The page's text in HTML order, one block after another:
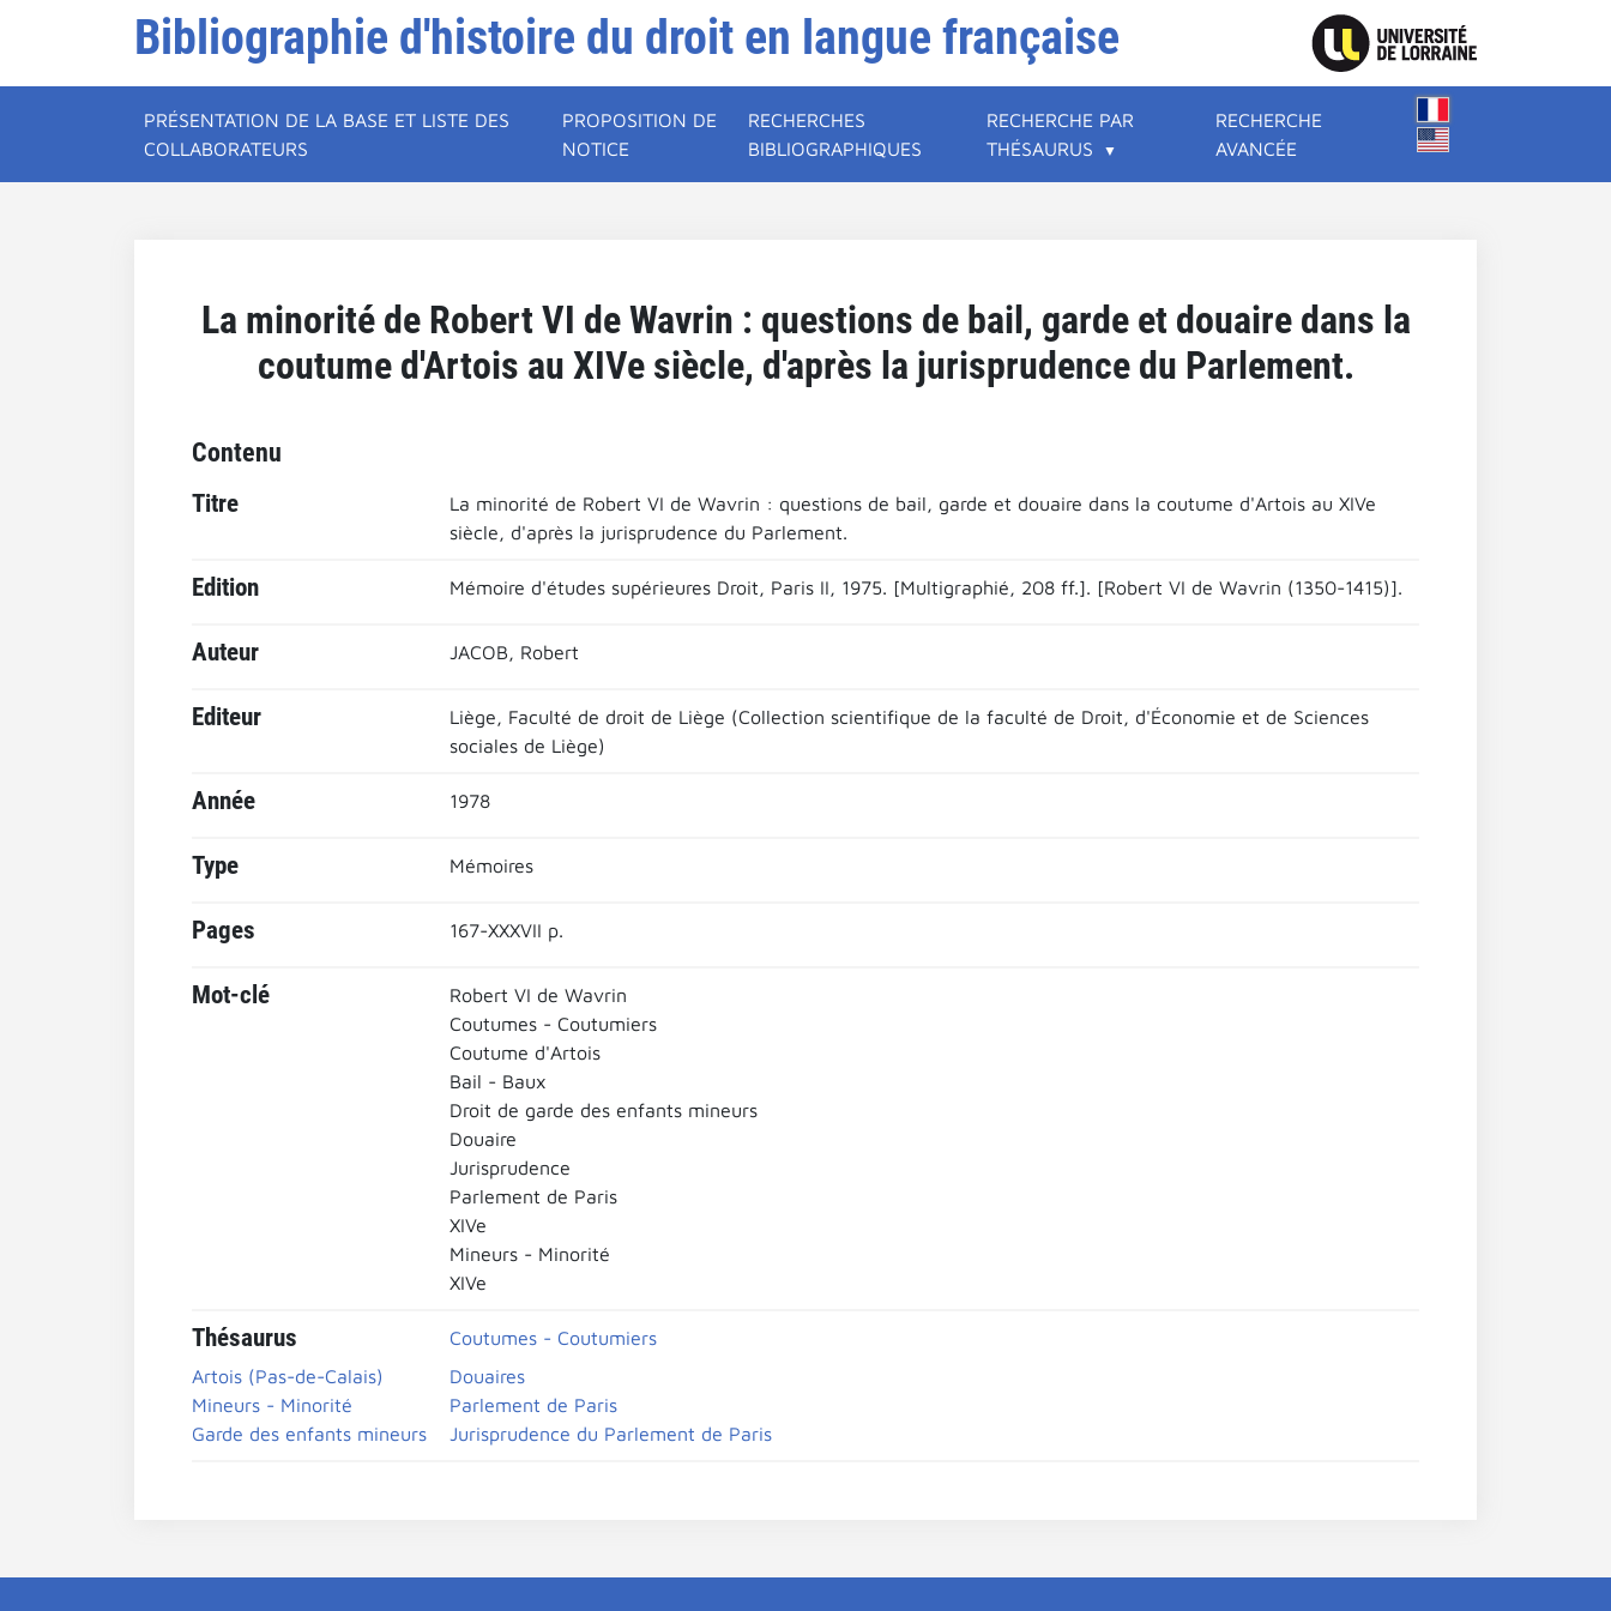
Bibliographie d'histoire du droit en langue française
PRÉSENTATION DE LA BASE ET LISTE DES
COLLABORATEURS
PROPOSITION DE
NOTICE
RECHERCHES
BIBLIOGRAPHIQUES
RECHERCHE PAR
THÉSAURUS
RECHERCHE
AVANCÉE
La minorité de Robert VI de Wavrin : questions de bail, garde et douaire dans la
coutume d'Artois au XIVe siècle, d'après la jurisprudence du Parlement.
Contenu
Titre
La minorité de Robert VI de Wavrin : questions de bail, garde et douaire dans la coutume d'Artois au XIVe
siècle, d'après la jurisprudence du Parlement.
Edition Mémoire d'études supérieures Droit, Paris II, 1975. [Multigraphié, 208 ff.]. [Robert VI de Wavrin (1350-1415)].
Auteur JACOB, Robert
Editeur
Liège, Faculté de droit de Liège (Collection scientifique de la faculté de Droit, d'Économie et de Sciences
sociales de Liège)
Année 1978
Type Mémoires
Pages 167-XXXVII p.
Mot-clé
Robert VI de Wavrin
Coutumes - Coutumiers
Coutume d'Artois
Bail - Baux
Droit de garde des enfants mineurs
Douaire
Jurisprudence
Parlement de Paris
XIVe
Mineurs - Minorité
XIVe
Thésaurus
Coutumes - Coutumiers
Artois (Pas-de-Calais)
Douaires
Mineurs - Minorité
Parlement de Paris
Garde des enfants mineurs
Jurisprudence du Parlement de Paris